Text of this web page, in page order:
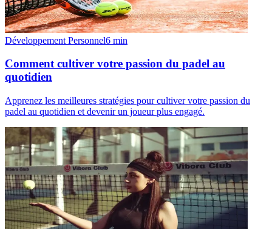
Développement Personnel6 min
Comment cultiver votre passion du padel au
quotidien
Apprenez les meilleures stratégies pour cultiver votre passion du
padel au quotidien et devenir un joueur plus engagé.